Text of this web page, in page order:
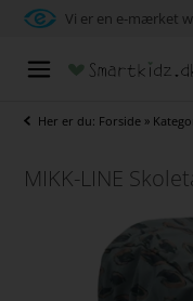
Vi er en e-mærket
Her er du: Forside »
MIKK-LINE